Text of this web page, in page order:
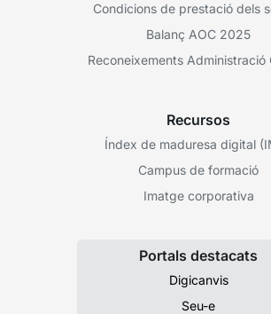
Condicions de prestació dels
Balanç AOC 2025
Reconeixements Administració
Recursos
Índex de maduresa digital
Campus de formació
Imatge corporativa
Portals destacats
Digicanvis
Seu-e